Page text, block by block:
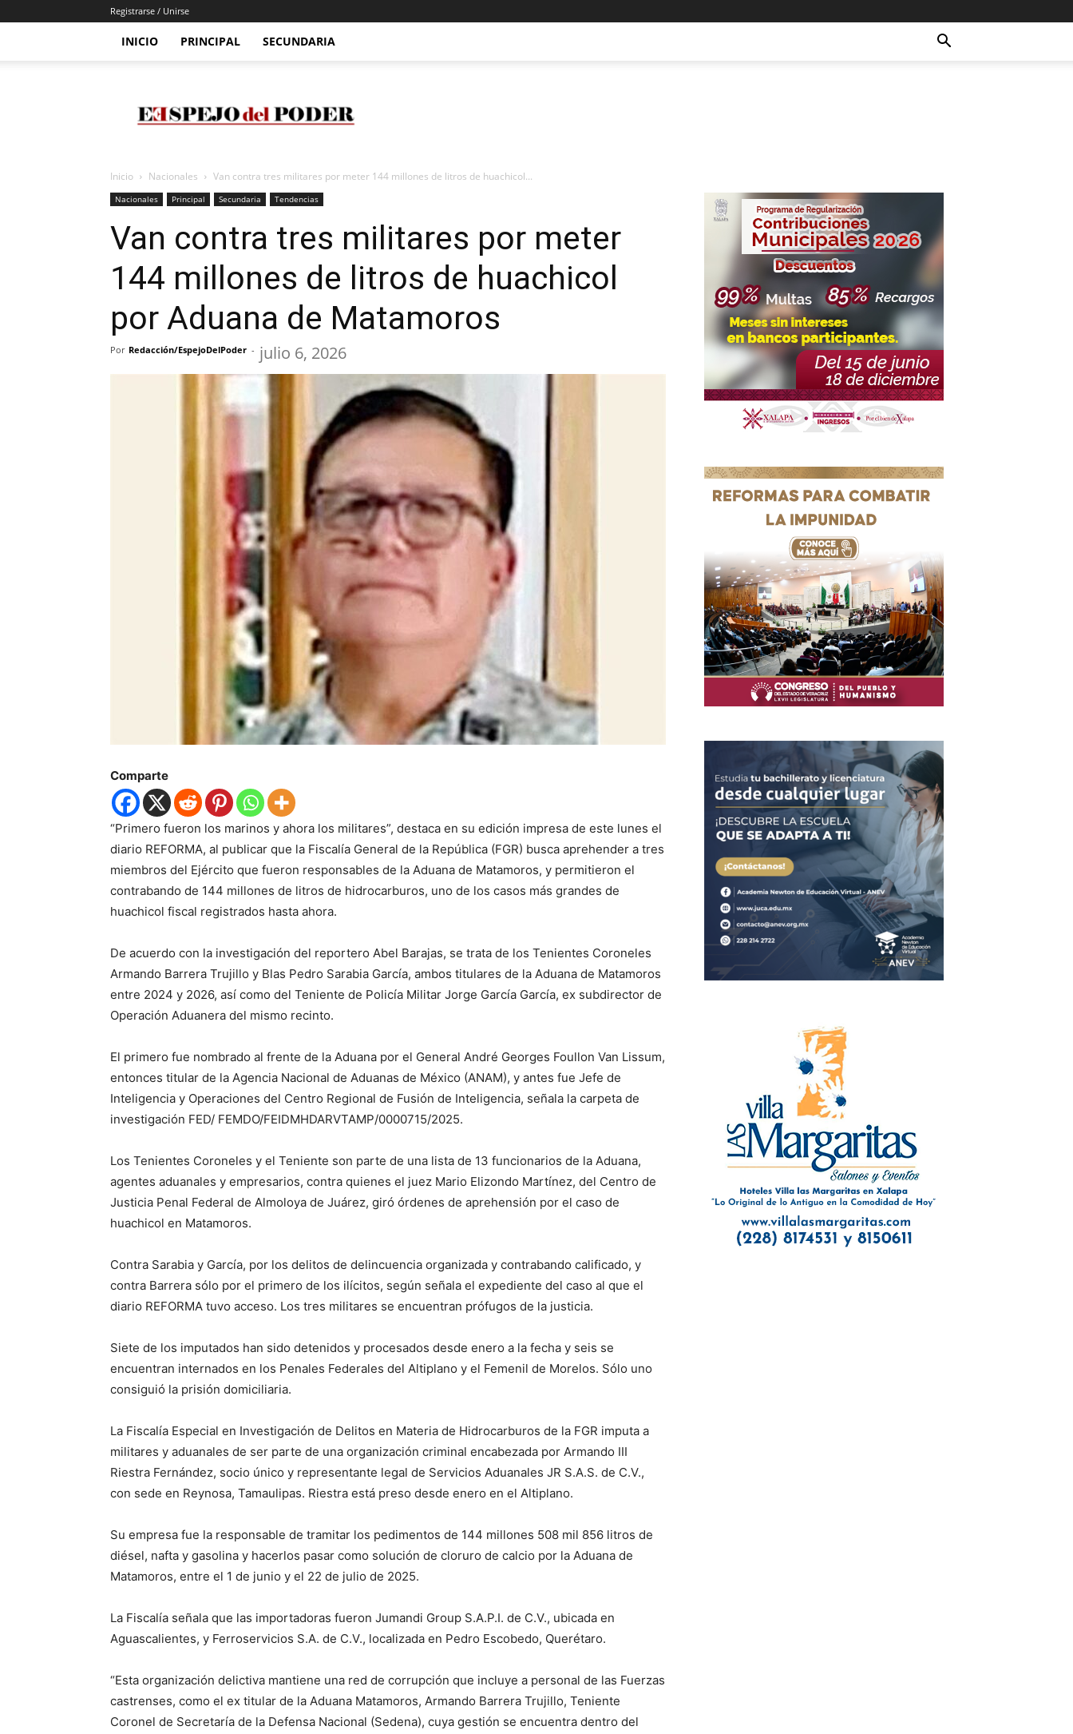
Registrarse / Unirse
INICIO PRINCIPAL SECUNDARIA
Del
Poder
Inicio Nacionales Van contra tres militares por meter 144 millones de litros de huachicol...
Nacionales Principal Secundaria Tendencias
Van contra tres militares por meter
144 millones de litros de huachicol
por Aduana de Matamoros
Por Redacción/EspejoDelPoder - julio 6, 2026
Comparte
“Primero fueron los marinos y ahora los militares”, destaca en su edición impresa de este lunes el
diario REFORMA, al publicar que la Fiscalía General de la República (FGR) busca aprehender a tres
miembros del Ejército que fueron responsables de la Aduana de Matamoros, y permitieron el
contrabando de 144 millones de litros de hidrocarburos, uno de los casos más grandes de
huachicol fiscal registrados hasta ahora.
De acuerdo con la investigación del reportero Abel Barajas, se trata de los Tenientes Coroneles
Armando Barrera Trujillo y Blas Pedro Sarabia García, ambos titulares de la Aduana de Matamoros
entre 2024 y 2026, así como del Teniente de Policía Militar Jorge García García, ex subdirector de
Operación Aduanera del mismo recinto.
El primero fue nombrado al frente de la Aduana por el General André Georges Foullon Van Lissum,
entonces titular de la Agencia Nacional de Aduanas de México (ANAM), y antes fue Jefe de
Inteligencia y Operaciones del Centro Regional de Fusión de Inteligencia, señala la carpeta de
investigación FED/ FEMDO/FEIDMHDARVTAMP/0000715/2025.
Los Tenientes Coroneles y el Teniente son parte de una lista de 13 funcionarios de la Aduana,
agentes aduanales y empresarios, contra quienes el juez Mario Elizondo Martínez, del Centro de
Justicia Penal Federal de Almoloya de Juárez, giró órdenes de aprehensión por el caso de
huachicol en Matamoros.
Contra Sarabia y García, por los delitos de delincuencia organizada y contrabando calificado, y
contra Barrera sólo por el primero de los ilícitos, según señala el expediente del caso al que el
diario REFORMA tuvo acceso. Los tres militares se encuentran prófugos de la justicia.
Siete de los imputados han sido detenidos y procesados desde enero a la fecha y seis se
encuentran internados en los Penales Federales del Altiplano y el Femenil de Morelos. Sólo uno
consiguió la prisión domiciliaria.
La Fiscalía Especial en Investigación de Delitos en Materia de Hidrocarburos de la FGR imputa a
militares y aduanales de ser parte de una organización criminal encabezada por Armando III
Riestra Fernández, socio único y representante legal de Servicios Aduanales JR S.A.S. de C.V.,
con sede en Reynosa, Tamaulipas. Riestra está preso desde enero en el Altiplano.
Su empresa fue la responsable de tramitar los pedimentos de 144 millones 508 mil 856 litros de
diésel, nafta y gasolina y hacerlos pasar como solución de cloruro de calcio por la Aduana de
Matamoros, entre el 1 de junio y el 22 de julio de 2025.
La Fiscalía señala que las importadoras fueron Jumandi Group S.A.P.I. de C.V., ubicada en
Aguascalientes, y Ferroservicios S.A. de C.V., localizada en Pedro Escobedo, Querétaro.
“Esta organización delictiva mantiene una red de corrupción que incluye a personal de las Fuerzas
castrenses, como el ex titular de la Aduana Matamoros, Armando Barrera Trujillo, Teniente
Coronel de Secretaría de la Defensa Nacional (Sedena), cuya gestión se encuentra dentro del